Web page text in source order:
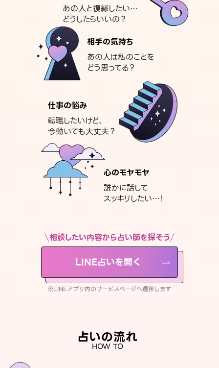
あの人と復縁したい…
どうしたらいいの？
相手の気持ち
あの人は私のことを
どう思ってる？
仕事の悩み
転職したいけど、
今動いても大丈夫？
心のモヤモヤ
誰かに話して
スッキリしたい…！
相談したい内容から占い師を探そう
LINE占いを開く
※LINEアプリ内のサービスページへ遷移します
占いの流れ
HOW TO